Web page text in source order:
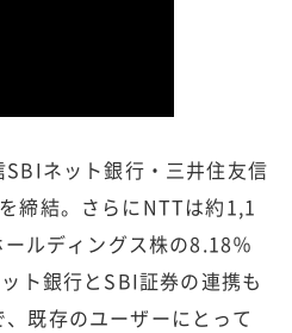
ネット銀行・三井住友信
締結。さらにNTTは約1,1
ルディングス株の8.18％
ト銀行とSBI証券の連携も
既存のユーザーにとって